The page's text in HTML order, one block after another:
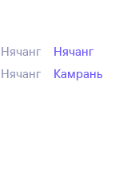
Нячанг
Нячанг
Нячанг
Камрань